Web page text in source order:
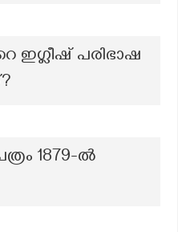
ഇഗ്ലീഷ് പരിഭാഷ
1879-ൽ